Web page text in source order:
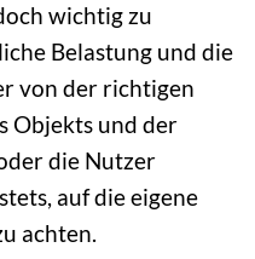
wichtig zu
Belastung und die
von der richtigen
Objekts und der
die Nutzer
auf die eigene
achten.